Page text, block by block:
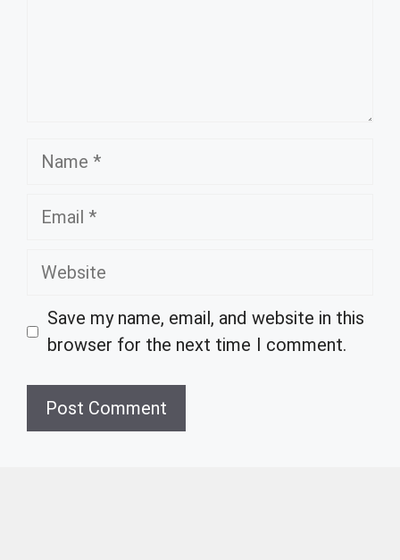
Name
Email
Website
Save my name, email, and website in this
browser for the next time I comment.